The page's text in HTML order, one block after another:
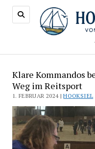
Klare Kommandos
Weg im Reitsport
1. FEBRUAR 2024 |HOOKSIEL